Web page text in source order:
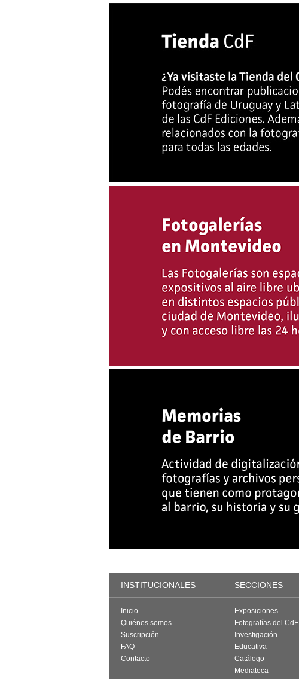
INSTITUCIONALES SECCIONES
Inicio
Quiénes somos
Suscripción
FAQ
Contacto
Exposiciones
Fotografías del CdF
Investigación
Educativa
Catálogo
Mediateca